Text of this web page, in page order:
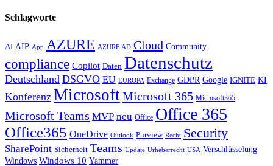
Schlagworte
AI AIP App AZURE AZURE AD Cloud Community
compliance Copilot Daten Datenschutz
Deutschland DSGVO EU EUROPA Exchange GDPR Google IGNITE KI
Konferenz MicrosoftMicrosoft 365 Microsoft365
Microsoft Teams MVP neu Office Office 365
Office365 OneDrive Outlook Purview Recht Security
SharePoint Sicherheit Teams Update Urheberrecht USA Verschlüsselung
Windows Windows 10 Yammer